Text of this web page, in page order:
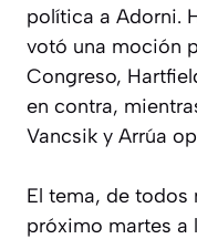
política a Adorni.
votó una moción
Congreso,
en contra,
Vancsik y Arrúa
El tema, de todos
próximo martes a